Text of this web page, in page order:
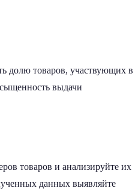
долю товаров, участвующих в
выдачи
товаров и анализируйте их
данных выявляйте